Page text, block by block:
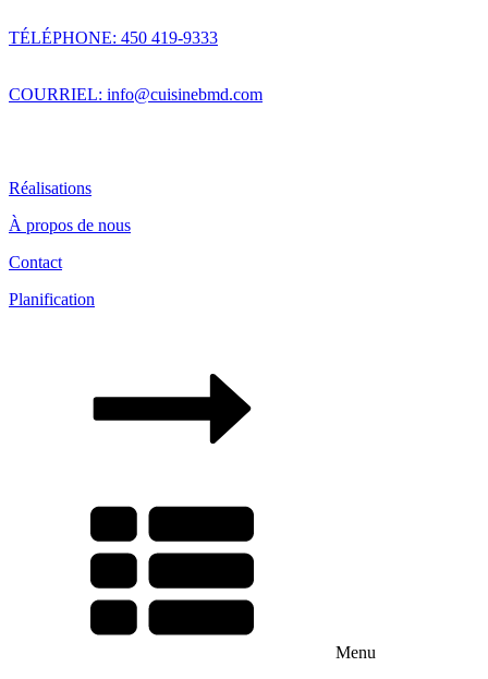
TÉLÉPHONE: 450 419-9333
COURRIEL: info@cuisinebmd.com
Réalisations
À propos de nous
Contact
Planification
Menu